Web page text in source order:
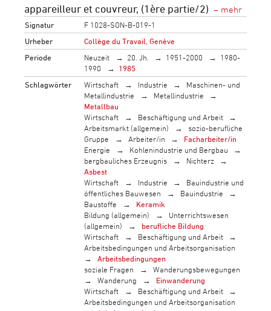
appareilleur et couvreur, (1ère partie/2)
Signatur
F 1028-SON-B-019-1
Urheber
Collège du Travail, Genève
Periode
Neuzeit 20. Jh. 1951-2000
1980-
1990
1985
Schlagwörter
Wirtschaft Industrie
Maschinen- und
Metallindustrie
Metallindustrie
Metallbau
Wirtschaft
Beschäftigung und Arbeit
Arbeitsmarkt (allgemein)
sozio-berufliche
Gruppe
Arbeiter/in
Facharbeiter/in
Energie
Kohlenindustrie und Bergbau
bergbauliches Erzeugnis
Nichterz
Asbest
Wirtschaft
Industrie
Bauindustrie und
öffentliches Bauwesen
Bauindustrie
Baustoffe
Keramik
Bildung (allgemein)
Unterrichtswesen
(allgemein)
berufliche Bildung
Wirtschaft
Beschäftigung und Arbeit
Arbeitsbedingungen und Arbeitsorganisation
Arbeitsbedingungen
soziale Fragen
Wanderungsbewegungen
Wanderung
Einwanderung
Wirtschaft
Beschäftigung und Arbeit
Arbeitsbedingungen und Arbeitsorganisation